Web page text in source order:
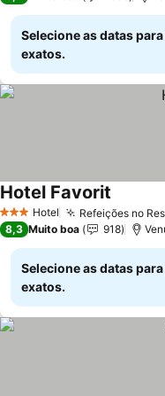
Selecione as datas
exatos.
3 EstrelasHotel Refeições no
Hotel Favorit
8,3 Muito boa 918
Selecione as datas
exatos.